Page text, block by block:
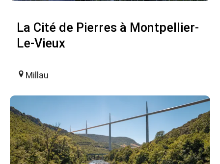
La Cité de Pierres à Montpellier-
Le-Vieux
Millau